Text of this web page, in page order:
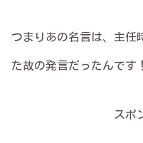
つまりあの名言は、主任
た故の発言だったんです！
スポ